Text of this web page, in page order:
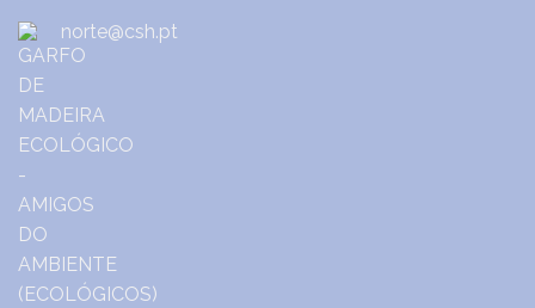
norte@csh.pt